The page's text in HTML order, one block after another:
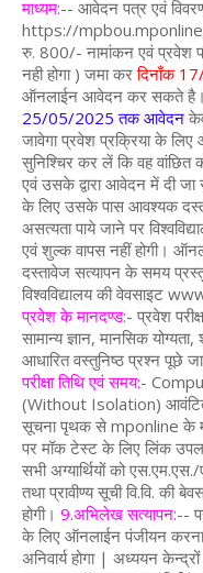
माध्यम:-- आवेदन पत्र एवं
https://
रु. 800/- नामांकन एवं प्रवेश
नही होगा ) जमा करदिनाँक
ऑनलाईन आवेदन कर सकते
25/05/2025 तक आवेदन
जावेगा प्रवेश प्रक्रिया के
सुनिश्चिर कर लें कि वह वांछित
एवं उसके द्वारा आवेदन में दी जा
के लिए उसके पास आवश्यक
असत्यता पाये जाने पर
एवं शुल्क वापस नहीं होगी।
दस्तावेज सत्यापन के समय
विश्वविद्यालय की वेवसाइट
प्रवेश के मानदण्ड:- प्रवेश
सामान्य ज्ञान, मानसिक
आधारित वस्तुनिष्ठ प्रश्न पूछे
परीक्षा तिथि एवं समय:-
(Without Isolation) आवंटित
सूचना पृथक से mponline के
पर मॉक टेस्ट के लिए लिंक
सभी अग्यार्थियों को
तथा प्रावीण्य सूची वि.वि.
होगी। 9.अभिलेख सत्यापन:--
के लिए ऑनलाईन पंजीयन
अनिवार्य होगा | अध्ययन